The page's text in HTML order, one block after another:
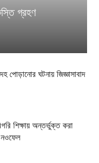
গ্রহণ
পোড়ানোর ঘটনায় জিজ্ঞাসাবাদ
শিক্ষায় অন্তর্ভুক্ত করা
নওফেল